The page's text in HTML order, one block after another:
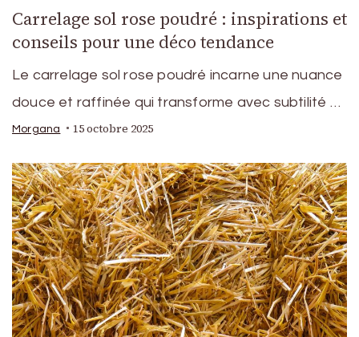
Carrelage sol rose poudré : inspirations et
conseils pour une déco tendance
Le carrelage sol rose poudré incarne une nuance
douce et raffinée qui transforme avec subtilité …
Morgana 15 octobre 2025